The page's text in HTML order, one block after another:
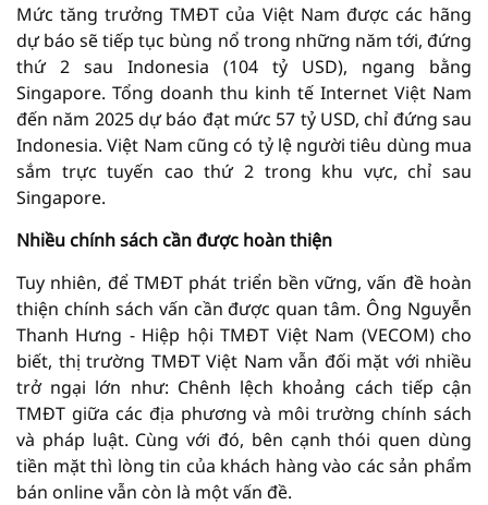
Mức tăng trưởng TMĐT của Việt Nam được các hãng
dự báo sẽ tiếp tục bùng nổ trong những năm tới, đứng
thứ 2 sau Indonesia (104 tỷ USD), ngang bằng
Singapore. Tổng doanh thu kinh tế Internet Việt Nam
đến năm 2025 dự báo đạt mức 57 tỷ USD, chỉ đứng sau
Indonesia. Việt Nam cũng có tỷ lệ người tiêu dùng mua
sắm trực tuyến cao thứ 2 trong khu vực, chỉ sau
Singapore.
Nhiều chính sách cần được hoàn thiện
Tuy nhiên, để TMĐT phát triển bền vững, vấn đề hoàn
thiện chính sách vấn cần được quan tâm. Ông Nguyễn
Thanh Hưng - Hiệp hội TMĐT Việt Nam (VECOM) cho
biết, thị trường TMĐT Việt Nam vẫn đối mặt với nhiều
trở ngại lớn như: Chênh lệch khoảng cách tiếp cận
TMĐT giữa các địa phương và môi trường chính sách
và pháp luật. Cùng với đó, bên cạnh thói quen dùng
tiền mặt thì lòng tin của khách hàng vào các sản phẩm
bán online vẫn còn là một vấn đề.